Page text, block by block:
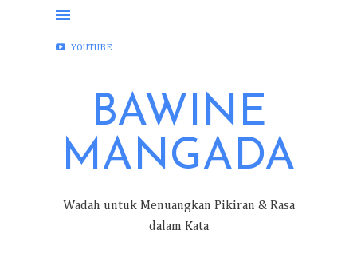
FACEBOOK
YOUTUBE
BAWINE
MANGADA
Wadah untuk Menuangkan Pikiran & Rasa
dalam Kata